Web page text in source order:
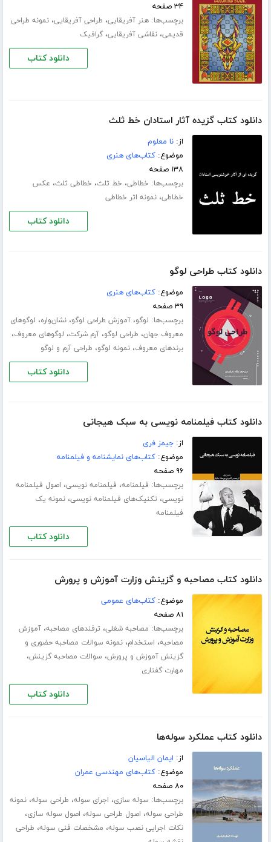
۳۴ صفحه
برچسب‌ها:هنر آفریقایی، طراحی آفریقایی،نمونه طراحی
قدیمی،نقاشی آفریقایی،گرافیک
دانلود کتاب
دانلود کتاب گزیده آثار استادان خط ثلث
از:نا معلوم
موضوع:کتاب‌های هنری
۱۳۸ صفحه
برچسب‌ها: خطاطی، خط ثلث، خطاطی ثلث، عکس
خطاطی،نمونه اثر خطاطی
دانلود کتاب
دانلود کتاب طراحی لوگو
موضوع:کتاب‌های هنری
۳۹ صفحه
برچسب‌ها: لوگو،آموزش طراحی لوگو،نشان‌واره، لوگوهای
معروف جهان، طراحی لوگو،آرم شرکت، لوگوهای معروف،
برندهای معروف،نمونه لوگو، طراحی آرم و لوگو
دانلود کتاب
دانلود کتاب فیلمنامه نویسی به سبک هیجانی
از:جیمز فری
موضوع:کتاب‌های نمایشنامه و فیلمنامه
۹۶ صفحه
برچسب‌ها: فیلمنامه، فیلمنامه نویسی، اصول فیلمنامه
نویسی، تکنیک‌های فیلمنامه نویسی،نمونه یک
فیلمنامه
دانلود کتاب
دانلود کتاب مصاحبه و گزینش وزارت آموزش و پرورش
موضوع:کتاب‌های عمومی
۸۱ صفحه
برچسب‌ها: مصاحبه شغلی، ترفندهای مصاحبه،آموزش
مصاحبه، استخدام،نمونه سوالات مصاحبه حضوری و
گزینش آموزش و پرورش، سوالات مصاحبه گزینش،
مهارت گفتاری
دانلود کتاب
دانلود کتاب عملکرد سوله‌ها
از: ایمان الیاسیان
موضوع:کتاب‌های مهندسی عمران
۸۰ صفحه
برچسب‌ها: سوله سازی، اجرای سوله، طراحی سوله،نمونه
طراحی سوله، اصول طراحی سوله، اصول سوله سازی،
نکات اجرایی نصب سوله، مشخصات فنی سوله، طراحی